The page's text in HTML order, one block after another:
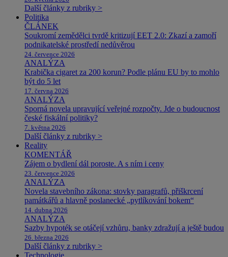
Další články z rubriky >
Politika
ČLÁNEK
Soukromí zemědělci tvrdě kritizují EET 2.0: Zkazí a zamoří
podnikatelské prostředí nedůvěrou
24. července 2026
ANALÝZA
Krabička cigaret za 200 korun? Podle plánu EU by to mohlo
být do 5 let
17. června 2026
ANALÝZA
Sporná novela upravující veřejné rozpočty. Jde o budoucnost
české fiskální politiky?
7. května 2026
Další články z rubriky >
Reality
KOMENTÁŘ
Zájem o bydlení dál poroste. A s ním i ceny
23. července 2026
ANALÝZA
Novela stavebního zákona: stovky paragrafů, přiškrcení
památkářů a hlavně poslanecké „pytlíkování bokem“
14. dubna 2026
ANALÝZA
Sazby hypoték se otáčejí vzhůru, banky zdražují a ještě budou
26. března 2026
Další články z rubriky >